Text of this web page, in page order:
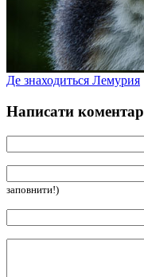
Де знаходиться Лемурия
Написати коментар
заповнити!)